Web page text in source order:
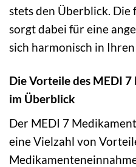
stets den Überblick.
sorgt dabei für eine
sich harmonisch in
Die Vorteile des MEDI
im Überblick
Der MEDI 7
eine Vielzahl von